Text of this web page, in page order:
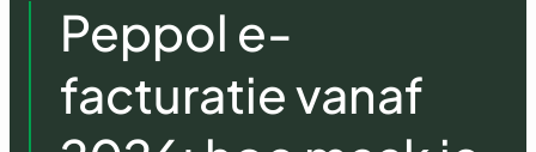
Peppol e-
facturatie vanaf